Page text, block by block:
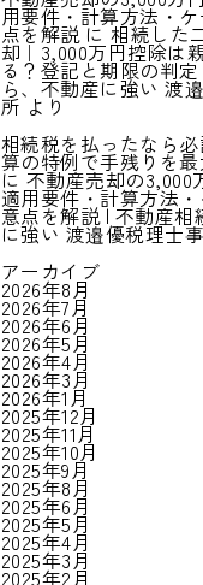
用要件・計算方法・
点を解説に相続した
却｜3,000万円控除は
る？登記と期限の判
ら、不動産に強い 渡
所より
相続税を払ったなら
算の特例で手残りを
に 不動産売却の3,000
適用要件・計算方法
意点を解説 | 不動産相
に強い 渡邉優税理士
アーカイブ
2026年8月
2026年7月
2026年6月
2026年5月
2026年4月
2026年3月
2026年1月
2025年12月
2025年11月
2025年10月
2025年9月
2025年8月
2025年6月
2025年5月
2025年4月
2025年3月
2025年2月